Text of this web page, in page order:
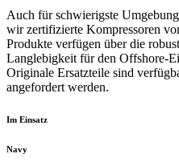
Auch für schwierigste
wir zertifizierte Kompressoren
Produkte verfügen über die
Langlebigkeit für den Offshore-
Originale Ersatzteile sind
angefordert werden.
Im Einsatz
Navy